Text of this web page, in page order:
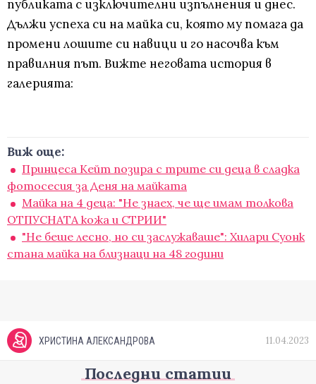
публиката с изключителни изпълнения и днес.
Дължи успеха си на майка си, която му помага да
промени лошите си навици и го насочва към
правилния път. Вижте неговата история в
галерията:
Виж още:
Принцеса Кейт позира с трите си деца в сладка
фотосесия за Деня на майката
Майка на 4 деца: "Не знаех, че ще имам толкова
ОТПУСНАТА кожа и СТРИИ"
"Не беше лесно, но си заслужаваше": Хилари Суонк
стана майка на близнаци на 48 години
ХРИСТИНА АЛЕКСАНДРОВА 11.04.2023
Последни статии